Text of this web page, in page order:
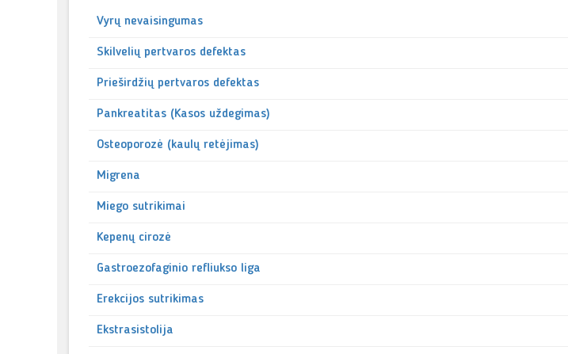
Vyrų nevaisingumas
Skilvelių pertvaros defektas
Prieširdžių pertvaros defektas
Pankreatitas (Kasos uždegimas)
Osteoporozė (kaulų retėjimas)
Migrena
Miego sutrikimai
Kepenų cirozė
Gastroezofaginio refliukso liga
Erekcijos sutrikimas
Ekstrasistolija